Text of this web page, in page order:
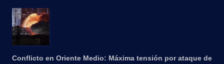
Conflicto en Oriente Medio: Máxima tensión por ataque de